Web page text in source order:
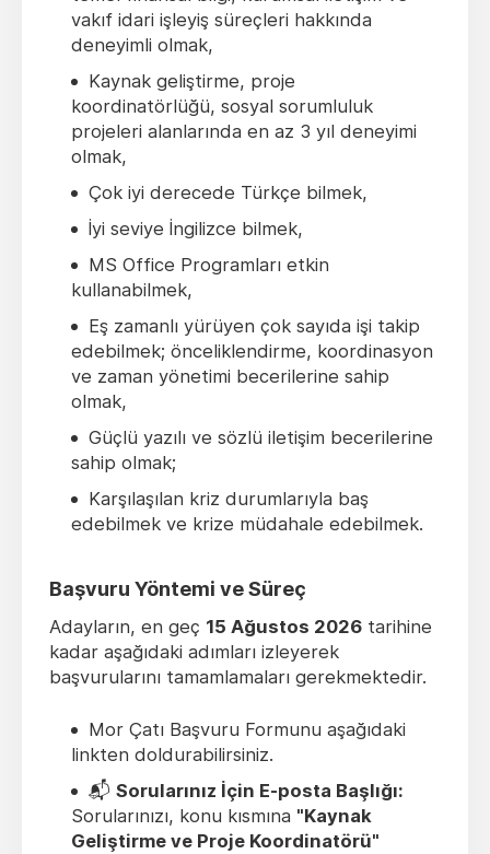
vakıf idari işleyiş süreçleri hakkında
deneyimli olmak,
Kaynak geliştirme, proje
koordinatörlüğü, sosyal sorumluluk
projeleri alanlarında en az 3 yıl deneyimi
olmak,
Çok iyi derecede Türkçe bilmek,
İyi seviye İngilizce bilmek,
MS Office Programları etkin
kullanabilmek,
Eş zamanlı yürüyen çok sayıda işi takip
edebilmek; önceliklendirme, koordinasyon
ve zaman yönetimi becerilerine sahip
olmak,
Güçlü yazılı ve sözlü iletişim becerilerine
sahip olmak;
Karşılaşılan kriz durumlarıyla baş
edebilmek ve krize müdahale edebilmek.
Başvuru Yöntemi ve Süreç
Adayların, en geç 15 Ağustos 2026 tarihine
kadar aşağıdaki adımları izleyerek
başvurularını tamamlamaları gerekmektedir.
Mor Çatı Başvuru Formunu aşağıdaki
linkten doldurabilirsiniz.
📬 Sorularınız İçin E-posta Başlığı:
Sorularınızı, konu kısmına "Kaynak
Geliştirme ve Proje Koordinatörü"